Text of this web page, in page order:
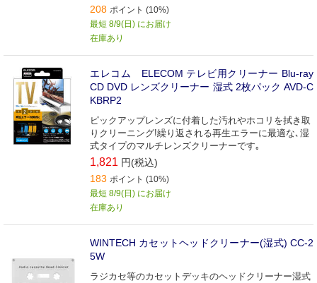
208 ポイント (10%)
最短 8/9(日) にお届け
在庫あり
エレコム ELECOM テレビ用クリーナー Blu-ray
CD DVD レンズクリーナー 湿式 2枚パック AVD-C
KBRP2
ピックアップレンズに付着した汚れやホコリを拭き取
りクリーニング!繰り返される再生エラーに最適な､湿
式タイプのマルチレンズクリーナーです｡
1,821 円(税込)
183 ポイント (10%)
最短 8/9(日) にお届け
在庫あり
WINTECH カセットヘッドクリーナー(湿式) CC-2
5W
ラジカセ等のカセットデッキのヘッドクリーナー湿式